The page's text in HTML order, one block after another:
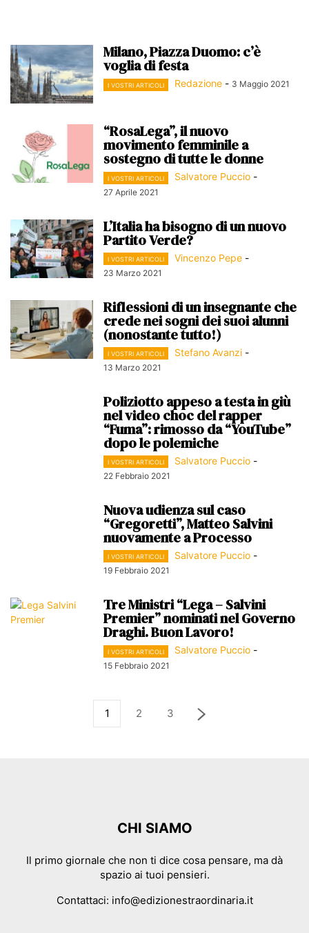
Milano, Piazza Duomo: c’è
voglia di festa
I VOSTRI ARTICOLI Redazione - 3 Maggio 2021
“RosaLega”, il nuovo
movimento femminile a
sostegno di tutte le donne
I VOSTRI ARTICOLI Salvatore Puccio -
27 Aprile 2021
L’Italia ha bisogno di un nuovo
Partito Verde?
I VOSTRI ARTICOLI Vincenzo Pepe -
23 Marzo 2021
Riflessioni di un insegnante che
crede nei sogni dei suoi alunni
(nonostante tutto!)
I VOSTRI ARTICOLI Stefano Avanzi -
13 Marzo 2021
Poliziotto appeso a testa in giù
nel video choc del rapper
“Fuma”: rimosso da “YouTube”
dopo le polemiche
I VOSTRI ARTICOLI Salvatore Puccio -
22 Febbraio 2021
Nuova udienza sul caso
“Gregoretti”, Matteo Salvini
nuovamente a Processo
I VOSTRI ARTICOLI Salvatore Puccio -
19 Febbraio 2021
Tre Ministri “Lega – Salvini
Premier” nominati nel Governo
Draghi. Buon Lavoro!
I VOSTRI ARTICOLI Salvatore Puccio -
15 Febbraio 2021
1 2 3
CHI SIAMO
Il primo giornale che non ti dice cosa pensare, ma dà
spazio ai tuoi pensieri.
Contattaci: info@edizionestraordinaria.it